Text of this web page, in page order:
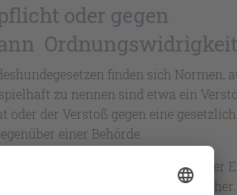
oder gegen
finden sich Normen,
zu nennen sind etwa ein
der Verstoß gegen eine
einer Behörde.
mit der
Landeshundegesetzes